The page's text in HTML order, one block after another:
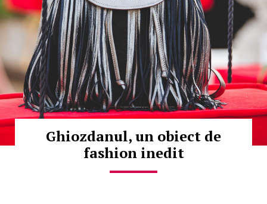
Ghiozdanul, un obiect de
fashion inedit